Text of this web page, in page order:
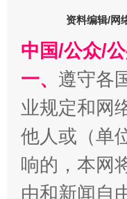
在谋一域
资料编辑/网
中国/公众/
一、 遵守各
业规定和网
他人或（单
响的，本网
由和新闻自